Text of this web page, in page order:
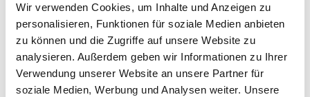
Wir verwenden Cookies, um Inhalte und Anzeigen zu
personalisieren, Funktionen für soziale Medien anbieten
zu können und die Zugriffe auf unsere Website zu
analysieren. Außerdem geben wir Informationen zu Ihrer
Verwendung unserer Website an unsere Partner für
soziale Medien, Werbung und Analysen weiter. Unsere
Tagen im Palais
Wirte-und Unternehmerbrief
Lernplattform BOUNTI
Partner
Branchennahe Organisationen